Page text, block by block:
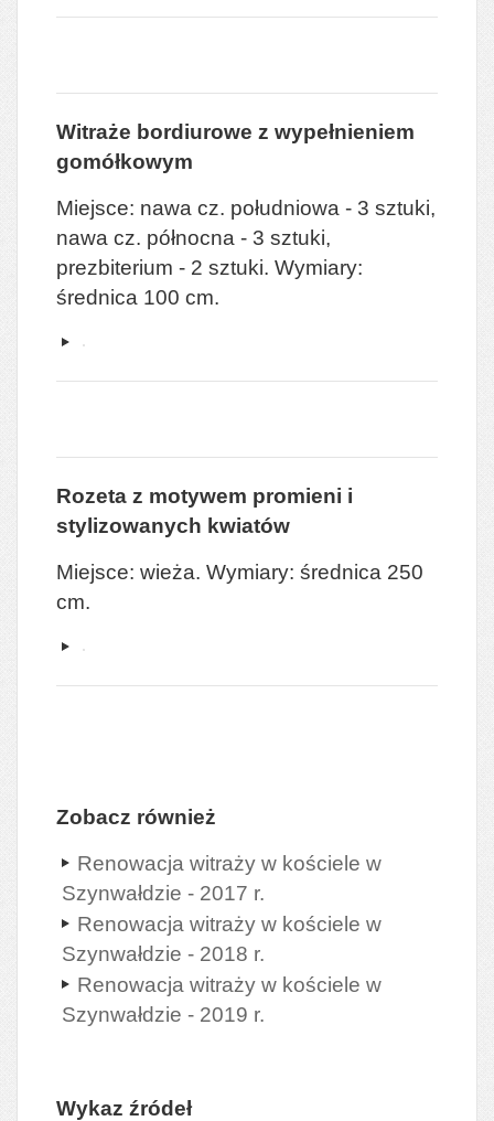
Witraże bordiurowe z wypełnieniem
gomółkowym
Miejsce: nawa cz. południowa - 3 sztuki,
nawa cz. północna - 3 sztuki,
prezbiterium - 2 sztuki. Wymiary:
średnica 100 cm.
Rozeta z motywem promieni i
stylizowanych kwiatów
Miejsce: wieża. Wymiary: średnica 250
cm.
Zobacz również
Renowacja witraży w kościele w
Szynwałdzie - 2017 r.
Renowacja witraży w kościele w
Szynwałdzie - 2018 r.
Renowacja witraży w kościele w
Szynwałdzie - 2019 r.
Wykaz źródeł